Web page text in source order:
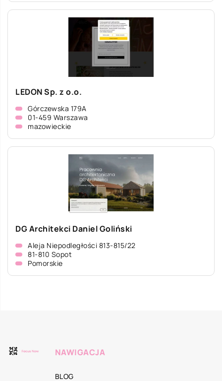
LEDON Sp. z o.o.
Górczewska 179A
01-459 Warszawa
mazowieckie
DG Architekci Daniel Goliński
Aleja Niepodległości 813-815/22
81-810 Sopot
Pomorskie
NAWIGACJA
BLOG